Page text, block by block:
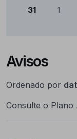
31 1
Avisos
Ordenado por
Consulte o Plano